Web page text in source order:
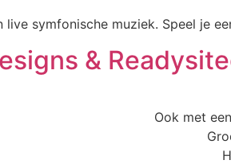
symfonische muziek. Speel je
&
Ook met